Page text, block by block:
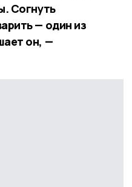
Согнуть
— один из
он, —